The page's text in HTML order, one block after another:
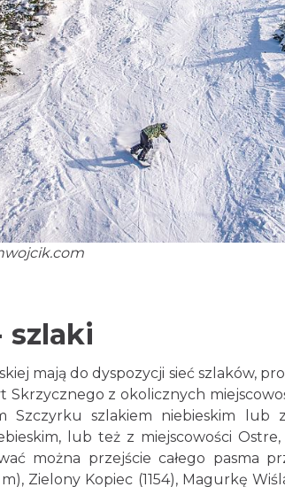
szlaki
mają do dyspozycji sieć szlaków,
Skrzycznego z okolicznych
szlakiem niebieskim lub
lub też z miejscowości Ostre,
można przejście całego pasma
m), Zielony Kopiec (1154), Magurkę